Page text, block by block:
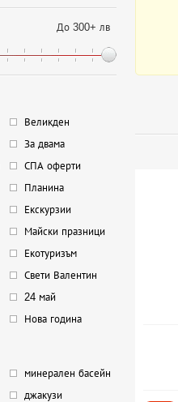
До 300+ лв
Великден
За двама
СПА оферти
Планина
Екскурзии
Майски празници
Екотуризъм
Свети Валентин
24 май
Нова година
минерален басейн
джакузи